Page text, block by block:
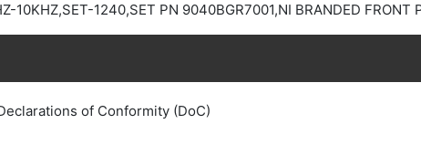
10KHZ,SET-1240,SET PN 9040BGR7001,NI BRANDED FRONT
of Conformity (DoC)